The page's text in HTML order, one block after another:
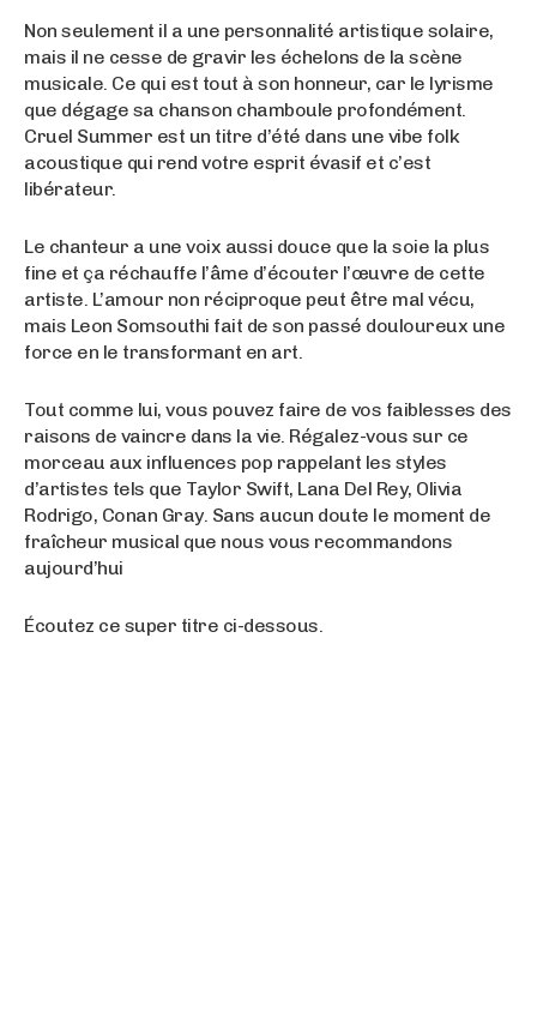
Non seulement il a une personnalité artistique solaire,
mais il ne cesse de gravir les échelons de la scène
musicale. Ce qui est tout à son honneur, car le lyrisme
que dégage sa chanson chamboule profondément.
Cruel Summer est un titre d’été dans une vibe folk
acoustique qui rend votre esprit évasif et c’est
libérateur.
Le chanteur a une voix aussi douce que la soie la plus
fine et ça réchauffe l’âme d’écouter l’œuvre de cette
artiste. L’amour non réciproque peut être mal vécu,
mais Leon Somsouthi fait de son passé douloureux une
force en le transformant en art.
Tout comme lui, vous pouvez faire de vos faiblesses des
raisons de vaincre dans la vie. Régalez-vous sur ce
morceau aux influences pop rappelant les styles
d’artistes tels que Taylor Swift, Lana Del Rey, Olivia
Rodrigo, Conan Gray. Sans aucun doute le moment de
fraîcheur musical que nous vous recommandons
aujourd’hui
Écoutez ce super titre ci-dessous.